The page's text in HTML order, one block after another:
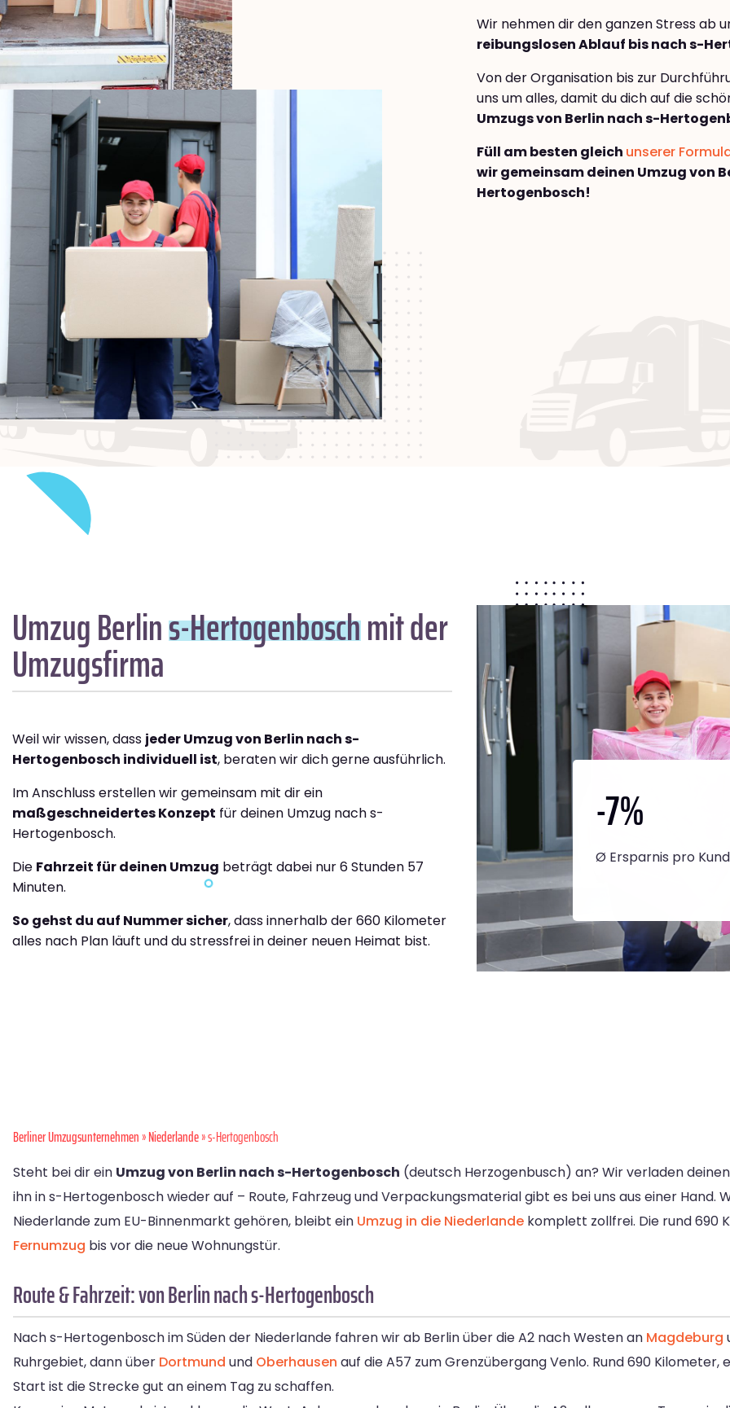
Wir nehmen dir den ganzen Stress ab
reibungslosen Ablauf bis nach s-
Von der Organisation bis zur
uns um alles, damit du dich auf die
Umzugs von Berlin nach s-
Füll am besten gleich unserer
wir gemeinsam deinen Umzug von
Hertogenbosch!
Umzug Berlins-Hertogenboschmit der
Umzugsfirma
Weil wir wissen, dass jeder Umzug von Berlin nach s-
Hertogenbosch individuell ist, beraten wir dich gerne ausführlich.
Im Anschluss erstellen wir gemeinsam mit dir ein
maßgeschneidertes Konzept für deinen Umzug nach s-
Hertogenbosch.
Die Fahrzeit für deinen Umzug beträgt dabei nur 6 Stunden 57
Minuten.
So gehst du auf Nummer sicher, dass innerhalb der 660 Kilometer
alles nach Plan läuft und du stressfrei in deiner neuen Heimat bist.
-7%
Ø Ersparnis pro
Berliner Umzugsunternehmen»Niederlande» s-Hertogenbosch
Steht bei dir ein Umzug von Berlin nach s-Hertogenbosch (deutsch Herzogenbusch) an? Wir verladen
ihn in s-Hertogenbosch wieder auf – Route, Fahrzeug und Verpackungsmaterial gibt es bei uns aus einer Hand.
Niederlande zum EU-Binnenmarkt gehören, bleibt ein Umzug in die Niederlande komplett zollfrei. Die rund 690
Fernumzug bis vor die neue Wohnungstür.
Route & Fahrzeit: von Berlin nach s-Hertogenbosch
Nach s-Hertogenbosch im Süden der Niederlande fahren wir ab Berlin über die A2 nach Westen an Magdeburg
Ruhrgebiet, dann über Dortmund und Oberhausen auf die A57 zum Grenzübergang Venlo. Rund 690 Kilometer,
Start ist die Strecke gut an einem Tag zu schaffen.